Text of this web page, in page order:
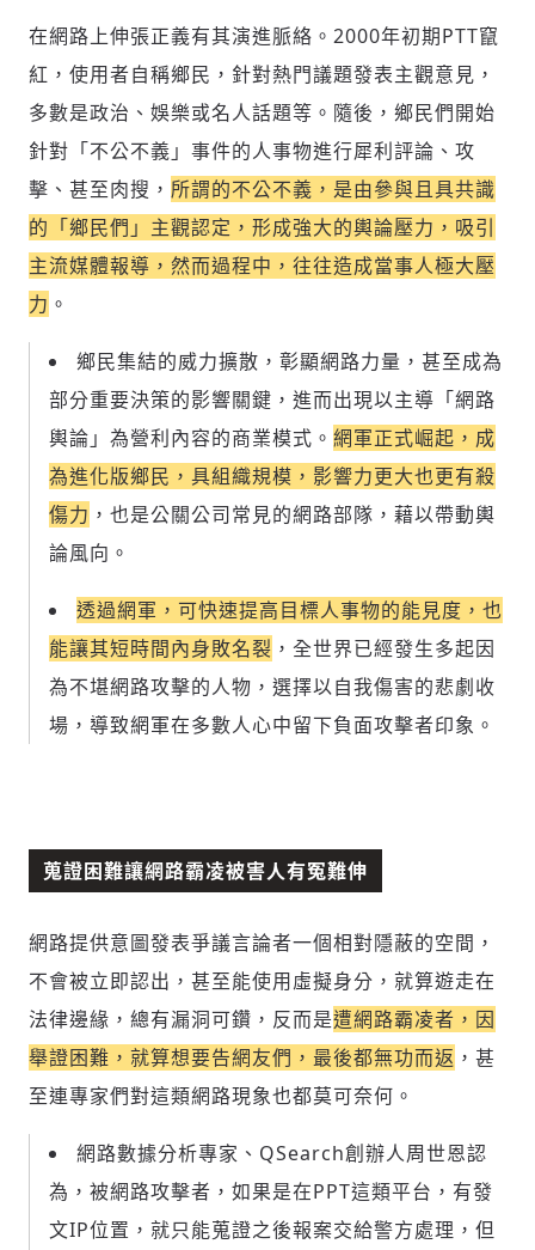
登入或註冊
歡迎您加入《旭時報》
輸入 Email 驗證碼
請輸入發送到的驗證碼
(十分鐘內有效)
在網路上伸張正義有其演進脈絡。2000年初期PTT竄
紅，使用者自稱鄉民，針對熱門議題發表主觀意見，
多數是政治、娛樂或名人話題等。隨後，鄉民們開始
針對「不公不義」事件的人事物進行犀利評論、攻
擊、甚至肉搜， 所謂的不公不義，是由參與且具共識
的「鄉民們」主觀認定，形成強大的輿論壓力，吸引
主流媒體報導， 然而過程中，往往造成當事人極大壓
力 。
鄉民集結的威力擴散，彰顯網路力量，甚至成為
部分重要決策的影響關鍵，進而出現以主導「網路
輿論」為營利內容的商業模式。 網軍正式崛起，成
為進化版鄉民，具組織規模，影響力更大也更有殺
傷力 ，也是公關公司常見的網路部隊，藉以帶動輿
論風向。
透過網軍，可快速提高目標人事物的能見度，也
能讓其短時間內身敗名裂 ，全世界已經發生多起因
為不堪網路攻擊的人物，選擇以自我傷害的悲劇收
場，導致網軍在多數人心中留下負面攻擊者印象。
蒐證困難讓網路霸凌被害人有冤難伸
網路提供意圖發表爭議言論者一個相對隱蔽的空間，
不會被立即認出，甚至能使用虛擬身分，就算遊走在
法律邊緣，總有漏洞可鑽，反而是遭網路霸凌者，因
舉證困難，就算想要告網友們，最後都無功而返 ，甚
至連專家們對這類網路現象也都莫可奈何。
網路數據分析專家、QSearch創辦人周世恩認
為，被網路攻擊者，如果是在PPT這類平台，有發
文IP位置，就只能蒐證之後報案交給警方處理，但